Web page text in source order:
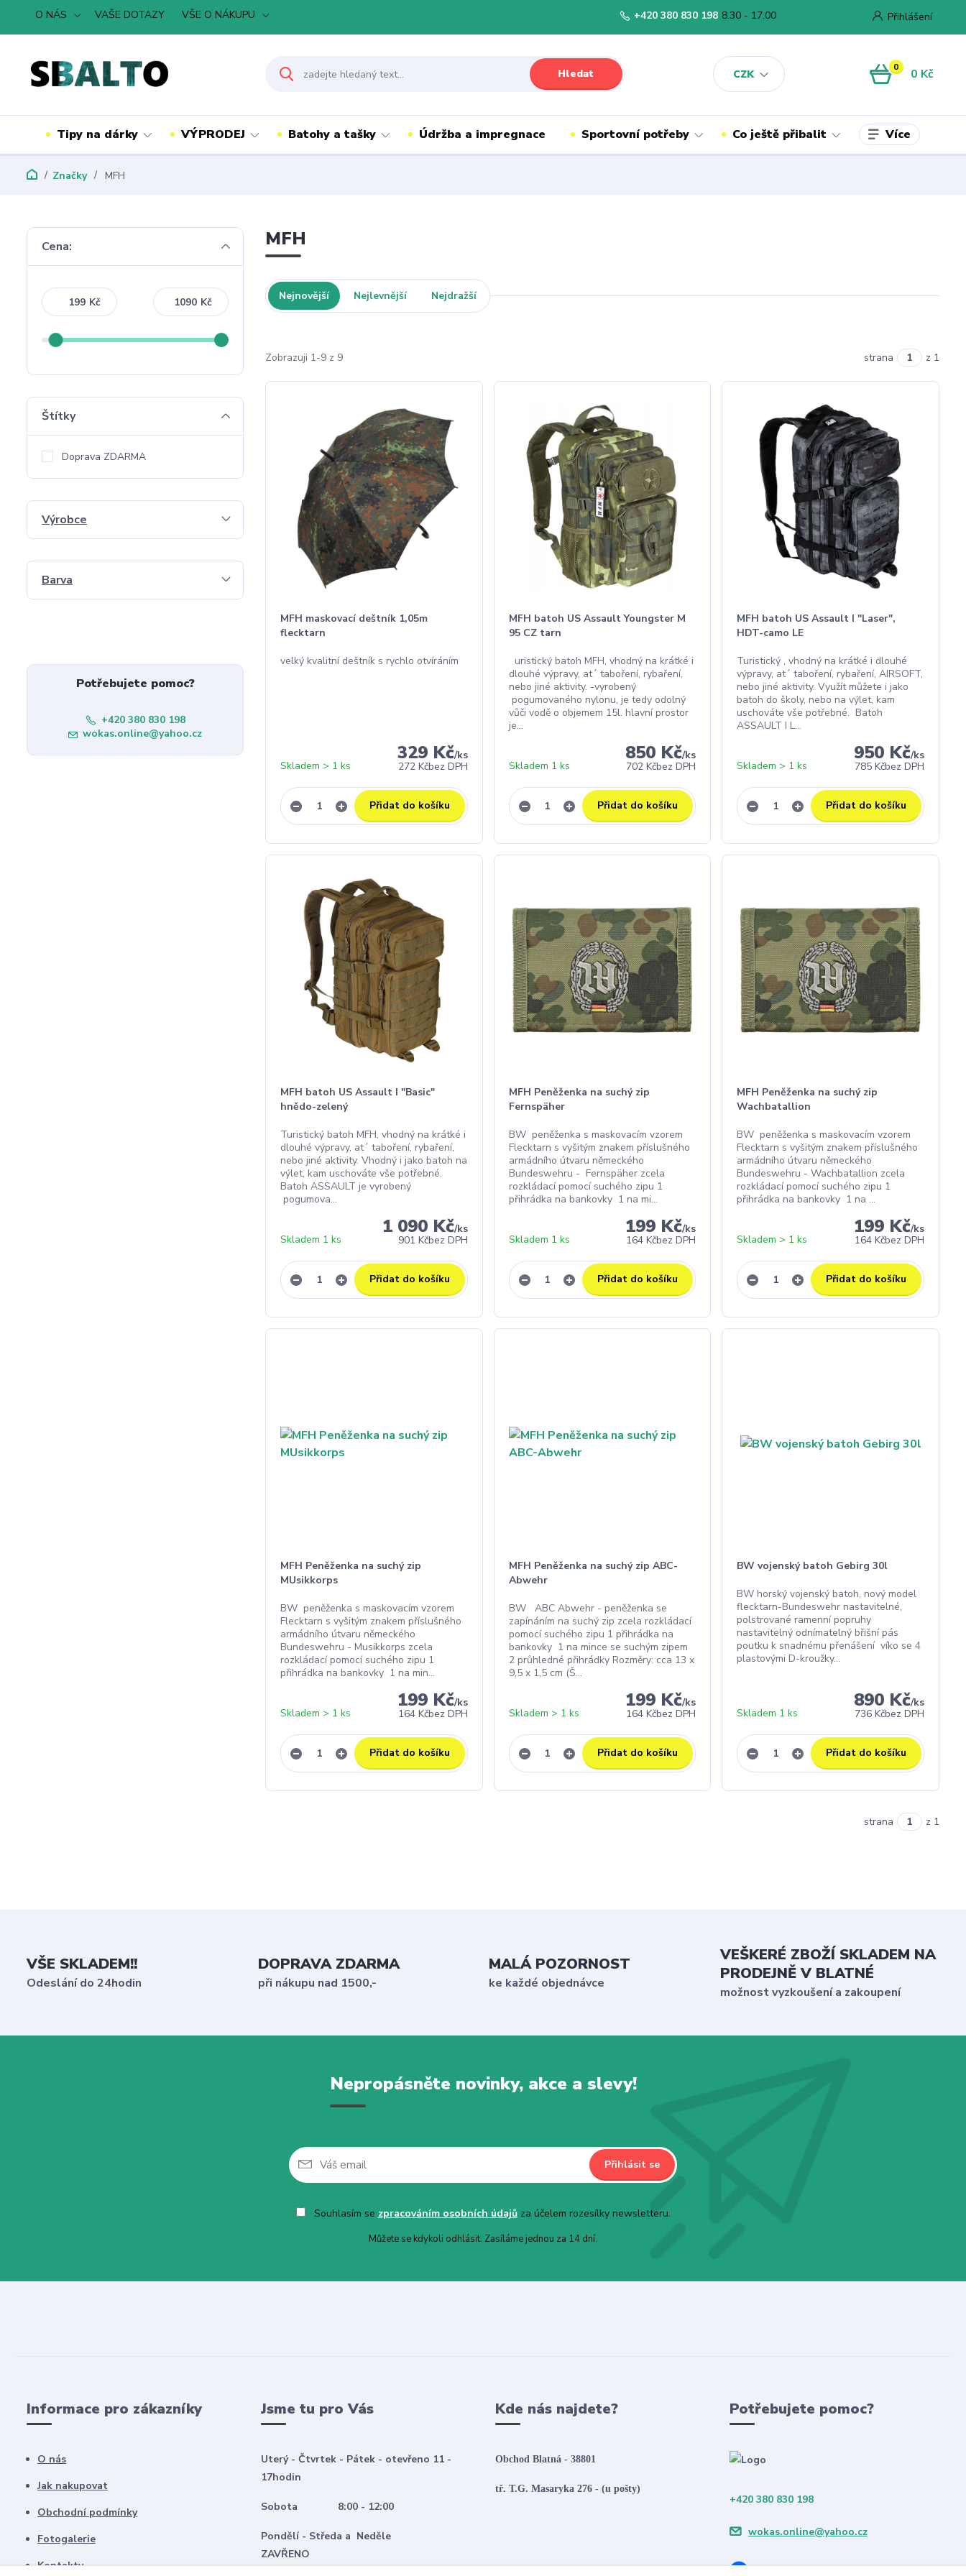
O NÁS VAŠE DOTAZY VŠE O NÁKUPU
CZK
Přihlášení
Hledat
+420 380 830 198 8.30 - 17.00
0 0 Kč
Tipy na dárky VÝPRODEJ Batohy a tašky Údržba a impregnace Sportovní potřeby Co ještě přibalit Více
Značky MFH
MFH
Nejnovější Nejlevnější Nejdražší
Zobrazuji 1-9 z 9 strana z 1
MFH maskovací deštník 1,05m
flecktarn
velký kvalitní deštník s rychlo otvíráním
329 Kč/ks
272 Kčbez DPH
Skladem > 1 ks
Přidat do košíku
MFH batoh US Assault Youngster M
95 CZ tarn
uristický batoh MFH, vhodný na krátké i
dlouhé výpravy, at´ taboření, rybaření,
nebo jiné aktivity. -vyrobený
pogumovaného nylonu, je tedy odolný
vůči vodě o objemem 15l. hlavní prostor
je...
850 Kč/ks
702 Kčbez DPH
Skladem 1 ks
Přidat do košíku
MFH batoh US Assault I "Laser",
HDT-camo LE
Turistický , vhodný na krátké i dlouhé
výpravy, at´ taboření, rybaření, AIRSOFT,
nebo jiné aktivity. Využít můžete i jako
batoh do školy, nebo na výlet, kam
uschováte vše potřebné. Batoh
ASSAULT I L...
950 Kč/ks
785 Kčbez DPH
Skladem > 1 ks
Přidat do košíku
MFH batoh US Assault I "Basic"
hnědo-zelený
Turistický batoh MFH, vhodný na krátké i
dlouhé výpravy, at´ taboření, rybaření,
nebo jiné aktivity. Vhodný i jako batoh na
výlet, kam uschováte vše potřebné.
Batoh ASSAULT je vyrobený
pogumova...
1 090 Kč/ks
901 Kčbez DPH
Skladem 1 ks
Přidat do košíku
MFH Peněženka na suchý zip
Fernspäher
BW peněženka s maskovacím vzorem
Flecktarn s vyšitým znakem příslušného
armádního útvaru německého
Bundeswehru - Fernspäher zcela
rozkládací pomocí suchého zipu 1
přihrádka na bankovky 1 na mi...
199 Kč/ks
164 Kčbez DPH
Skladem 1 ks
Přidat do košíku
MFH Peněženka na suchý zip
Wachbatallion
BW peněženka s maskovacím vzorem
Flecktarn s vyšitým znakem příslušného
armádního útvaru německého
Bundeswehru - Wachbatallion zcela
rozkládací pomocí suchého zipu 1
přihrádka na bankovky 1 na ...
199 Kč/ks
164 Kčbez DPH
Skladem > 1 ks
Přidat do košíku
MFH Peněženka na suchý zip
MUsikkorps
BW peněženka s maskovacím vzorem
Flecktarn s vyšitým znakem příslušného
armádního útvaru německého
Bundeswehru - Musikkorps zcela
rozkládací pomocí suchého zipu 1
přihrádka na bankovky 1 na min...
199 Kč/ks
164 Kčbez DPH
Skladem > 1 ks
Přidat do košíku
MFH Peněženka na suchý zip ABC-
Abwehr
BW ABC Abwehr - peněženka se
zapínáním na suchý zip zcela rozkládací
pomocí suchého zipu 1 přihrádka na
bankovky 1 na mince se suchým zipem
2 průhledné přihrádky Rozměry: cca 13 x
9,5 x 1,5 cm (Š...
199 Kč/ks
164 Kčbez DPH
Skladem > 1 ks
Přidat do košíku
BW vojenský batoh Gebirg 30l
BW horský vojenský batoh, nový model
flecktarn-Bundeswehr nastavitelné,
polstrované ramenní popruhy
nastavitelný odnímatelný břišní pás
poutku k snadnému přenášení víko se 4
plastovými D-kroužky...
890 Kč/ks
736 Kčbez DPH
Skladem 1 ks
Přidat do košíku
strana z 1
Cena:
Kč Kč
Štítky
Doprava ZDARMA
Výrobce
Barva
Potřebujete pomoc?
+420 380 830 198
wokas.online@yahoo.cz
VŠE SKLADEM!!
Odeslání do 24hodin
DOPRAVA ZDARMA
při nákupu nad 1500,-
MALÁ POZORNOST
ke každé objednávce
VEŠKERÉ ZBOŽÍ SKLADEM NA
PRODEJNĚ V BLATNÉ
možnost vyzkoušení a zakoupení
Nepropásněte novinky, akce a slevy!
Přihlásit se
Souhlasím se zpracováním osobních údajůza účelem rozesílky newsletteru.
Můžete se kdykoli odhlásit. Zasíláme jednou za 14 dní.
Informace pro zákazníky
O nás
Jak nakupovat
Obchodní podmínky
Fotogalerie
Kontakty
Jsme tu pro Vás
Uterý - Čtvrtek - Pátek - otevřeno 11 -
17hodin
Sobota 8:00 - 12:00
Pondělí - Středa a Neděle
ZAVŘENO
Kde nás najdete?
Obchod Blatná - 38801
tř. T.G. Masaryka 276 - (u pošty)
Potřebujete pomoc?
+420 380 830 198
wokas.online@yahoo.cz